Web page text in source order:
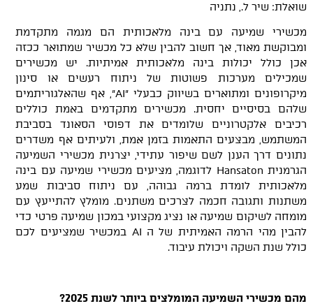
שואלת: שיר ל., נתניה
מכשירי שמיעה עם בינה מלאכותית הם מגמה מתקדמת
ומבוקשת מאוד, אך חשוב להבין שלא כל מכשיר שמתואר ככזה
אכן כולל יכולות בינה מלאכותית אמיתיות. יש מכשירים
שמכילים מערכות פשוטות של ניתוח רעשים או סינון
מיקרופונים ומתוארים בשיווק כבעלי "AI", אף שהאלגוריתמים
שלהם בסיסיים יחסית. מכשירים מתקדמים באמת כוללים
רכיבים אלקטרוניים שלומדים את דפוסי הסאונד בסביבת
המשתמש, מבצעים התאמות בזמן אמת, ולעיתים אף משדרים
נתונים דרך הענן לשם שיפור עתידי, יצרנית מכשירי השמיעה
הגרמנית Hansaton לדוגמה, מציעים מכשירי שמיעה עם בינה
מלאכותית לומדת ברמה גבוהה, עם ניתוח סביבות שמע
משתנות ותגובה חכמה לצרכים משתנים. מומלץ להתייעץ עם
מומחה לשיקום שמיעה או נציג מקצועי במכון שמיעה פרטי כדי
להבין מהי הרמה האמיתית של ה AI במכשיר שמציעים לכם
כולל שנת השקה ויכולת עיבוד.
מהם מכשירי השמיעה המומלצים ביותר לשנת 2025?